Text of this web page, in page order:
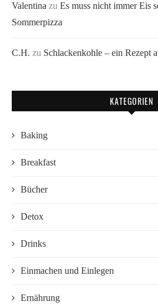
Valentina zu Es muss nicht immer Eis
Sommerpizza
C.H. zu Schlackenkohle – ein Rezept
KATEGORIEN
Baking
Breakfast
Bücher
Detox
Drinks
Einmachen und Einlegen
Ernährung